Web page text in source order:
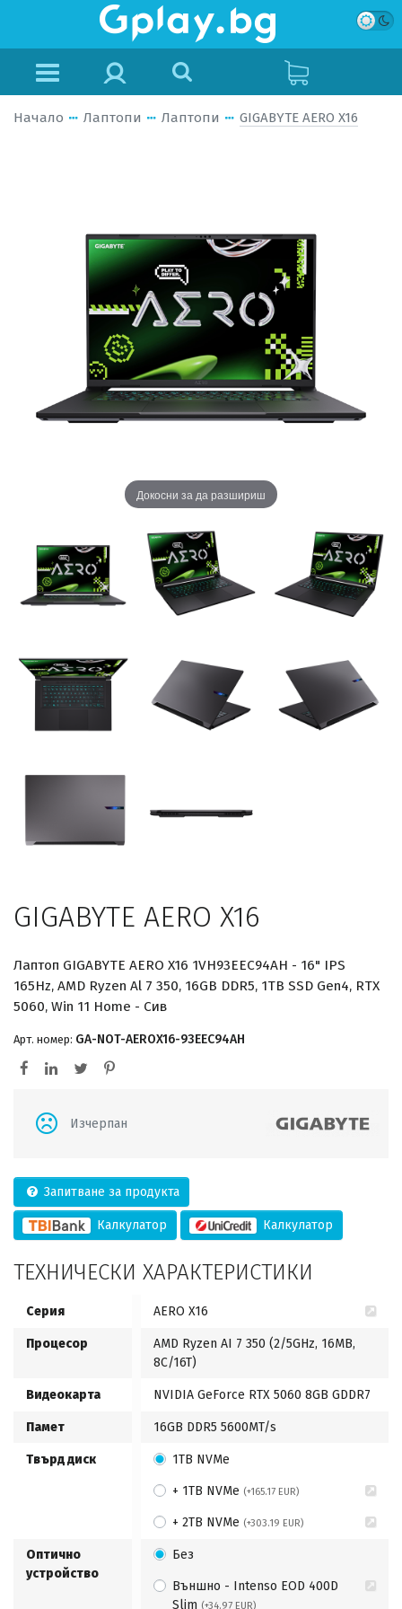
Начало Лаптопи Лаптопи GIGABYTE AERO X16
Докосни за да разшириш
GIGABYTE AERO X16
Лаптоп GIGABYTE AERO X16 1VH93EEC94AH - 16" IPS
165Hz, AMD Ryzen Al 7 350, 16GB DDR5, 1TB SSD Gen4, RTX
5060, Win 11 Home - Сив
Арт. номер: GA-NOT-AEROX16-93EEC94AH
Изчерпан
Запитване за продукта
Калкулатор Калкулатор
ТЕХНИЧЕСКИ ХАРАКТЕРИСТИКИ
Серия AERO X16
Процесор
AMD Ryzen AI 7 350 (2/5GHz, 16MB,
8C/16T)
Видеокарта NVIDIA GeForce RTX 5060 8GB GDDR7
Памет 16GB DDR5 5600MT/s
Твърд диск 1TB NVMe
+ 1TB NVMe (+165.17 EUR)
+ 2TB NVMe (+303.19 EUR)
Оптично
устройство
Без
Външно - Intenso EOD 400D
Slim (+34.97 EUR)